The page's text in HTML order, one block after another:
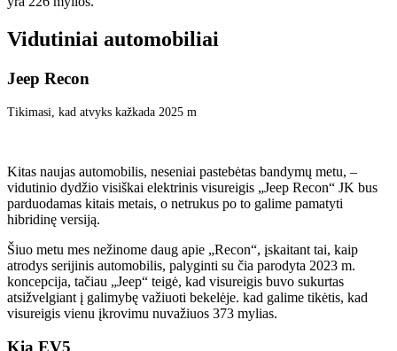
Vidutiniai automobiliai
Jeep Recon
Tikimasi, kad atvyks kažkada 2025 m
Kitas naujas automobilis, neseniai pastebėtas bandymų metu, –
vidutinio dydžio visiškai elektrinis visureigis „Jeep Recon“ JK bus
parduodamas kitais metais, o netrukus po to galime pamatyti
hibridinę versiją.
Šiuo metu mes nežinome daug apie „Recon“, įskaitant tai, kaip
atrodys serijinis automobilis, palyginti su čia parodyta 2023 m.
koncepcija, tačiau „Jeep“ teigė, kad visureigis buvo sukurtas
atsižvelgiant į galimybę važiuoti bekelėje. kad galime tikėtis, kad
visureigis vienu įkrovimu nuvažiuos 373 mylias.